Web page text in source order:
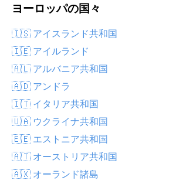
ヨーロッパの国々
🇮🇸 アイスランド共和国
🇮🇪 アイルランド
🇦🇱 アルバニア共和国
🇦🇩 アンドラ
🇮🇹 イタリア共和国
🇺🇦 ウクライナ共和国
🇪🇪 エストニア共和国
🇦🇹 オーストリア共和国
🇦🇽 オーランド諸島